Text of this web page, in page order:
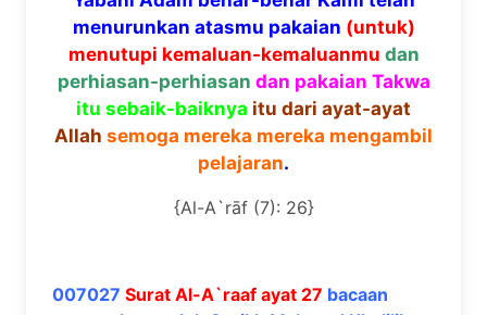
menurunkan atasmu pakaian (untuk)
menutupi kemaluan-kemaluanmu dan
perhiasan-perhiasan dan pakaian Takwa
itu sebaik-baiknya itu dari ayat-ayat
Allah semoga mereka mereka mengambil
pelajaran.
{Al-A`rāf (7): 26}
007027 Surat Al-A`raaf ayat 27 bacaan